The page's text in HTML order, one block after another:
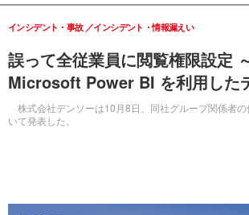
誤って全従業員に閲覧権限設定
Microsoft Power BI を利用した
株式会社デンソーは10月8日、同社グループ関係者
いて発表した。
インシデント・事故 インシデント・情報漏えい